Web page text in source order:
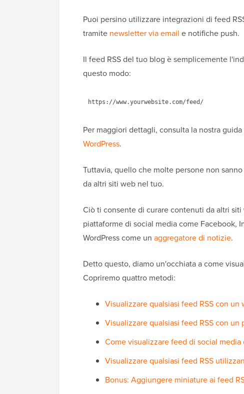
Puoi persino utilizzare integrazioni di feed
tramite newsletter via email e notifiche push.
Il feed RSS del tuo blog è semplicemente
questo modo:
Per maggiori dettagli, consulta la nostra
WordPress.
Tuttavia, quello che molte persone non
da altri siti web nel tuo.
Ciò ti consente di curare contenuti da altri
piattaforme di social media come Facebook,
WordPress come un aggregatore di notizie.
Detto questo, diamo un'occhiata a come
Copriremo quattro metodi:
Visualizzare qualsiasi feed RSS con un
Visualizzare qualsiasi feed RSS con un
Come visualizzare feed di social
Visualizzare qualsiasi feed RSS
Bonus: Aggiungere miniature ai feed